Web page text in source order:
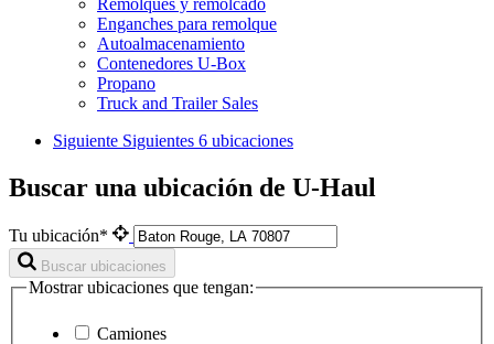
Remolques y remolcado
Enganches para remolque
Autoalmacenamiento
Contenedores U-Box
Propano
Truck and Trailer Sales
Siguiente Siguientes 6 ubicaciones
Buscar una ubicación de U-Haul
Tu ubicación*
Buscar ubicaciones
Mostrar ubicaciones que tengan:
Camiones